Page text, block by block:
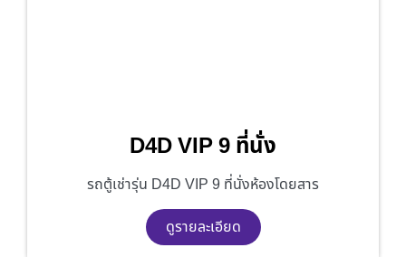
D4D VIP 9 ที่นั่ง
รถตู้เช่ารุ่น D4D VIP 9 ที่นั่งห้องโดยสาร
ดูรายละเอียด